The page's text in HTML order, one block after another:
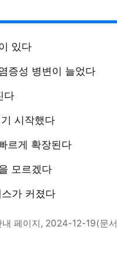
있다
증성 병변이 늘었다
다
시작했다
르게 확장된다
모르겠다
가 커졌다
내 페이지, 2024-12-19(문서